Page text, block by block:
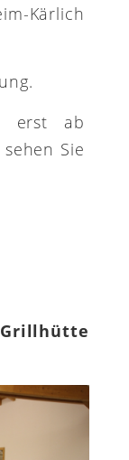
Kärlich
erst ab
Sie